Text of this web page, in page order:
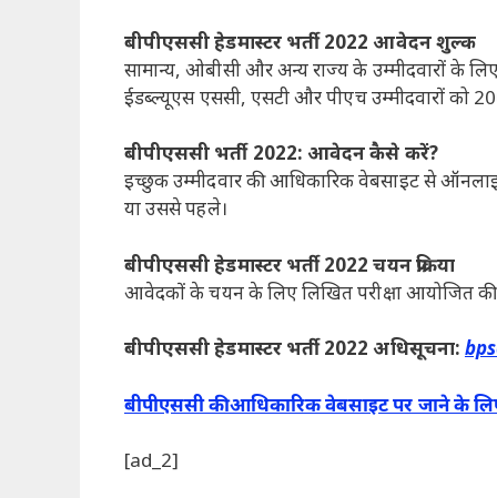
बीपीएससी हेडमास्टर भर्ती 2022 आवेदन शुल्क
सामान्य, ओबीसी और अन्य राज्य के उम्मीदवारों के
ईडब्ल्यूएस एससी, एसटी और पीएच उम्मीदवारों को
बीपीएससी भर्ती 2022: आवेदन कैसे करें?
इच्छुक उम्मीदवार की आधिकारिक वेबसाइट से
या उससे पहले।
बीपीएससी हेडमास्टर भर्ती 2022 चयन प्रक्रिया
आवेदकों के चयन के लिए लिखित परीक्षा आयोजित की
बीपीएससी हेडमास्टर भर्ती 2022 अधिसूचना:
बीपीएससी की आधिकारिक वेबसाइट पर जाने के
[ad_2]